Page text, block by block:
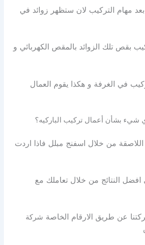
بعد مهام التركيب لان ستظهر زوائد في
بقص تلك الزوائد بالمقص الكهربائي و
في الغرفة و هكذا يقوم العمال
بشأن أعمال تركيب الباركيه؟
اللاصقة من خلال اسفنج مبلل فاذا اردت
النتائج من خلال تعاملك مع
عن طريق الارقام الخاصة شركة